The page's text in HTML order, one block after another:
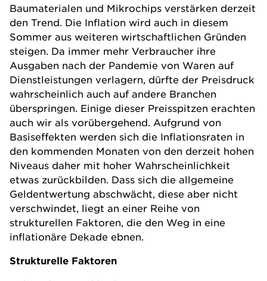
Baumaterialen und Mikrochips verstärken derzeit
den Trend. Die Inflation wird auch in diesem
Sommer aus weiteren wirtschaftlichen Gründen
steigen. Da immer mehr Verbraucher ihre
Ausgaben nach der Pandemie von Waren auf
Dienstleistungen verlagern, dürfte der Preisdruck
wahrscheinlich auch auf andere Branchen
überspringen. Einige dieser Preisspitzen erachten
auch wir als vorübergehend. Aufgrund von
Basiseffekten werden sich die Inflationsraten in
den kommenden Monaten von den derzeit hohen
Niveaus daher mit hoher Wahrscheinlichkeit
etwas zurückbilden. Dass sich die allgemeine
Geldentwertung abschwächt, diese aber nicht
verschwindet, liegt an einer Reihe von
strukturellen Faktoren, die den Weg in eine
inflationäre Dekade ebnen.
Strukturelle Faktoren